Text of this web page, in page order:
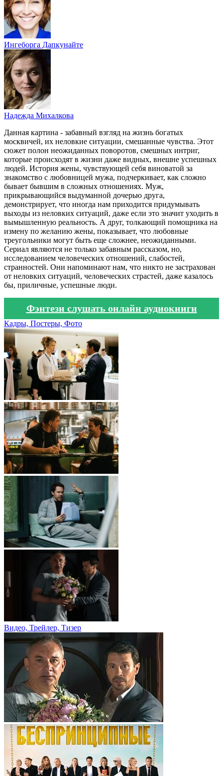
Ингеборга Дапкунайте
Надежда Михалкова
Данная картина - забавный взгляд на жизнь богатых
москвичей, их неловкие ситуации, смешанные чувства. Этот
сюжет полон неожиданных поворотов, смешных интриг,
которые происходят в жизни даже видных, внешне успешных
людей. История жены, чувствующей себя виноватой за
знакомство с любовницей мужа, подчеркивает, как сложно
бывает бывшим в сложных отношениях. Муж,
прикрывающийся выдуманной дочерью друга,
демонстрирует, что иногда нам приходится придумывать
выходы из неловких ситуаций, даже если это значит уходить в
вымышленную реальность. А друг, толкающий помощника на
измену по желанию жены, показывает, что любовные
треугольники могут быть еще сложнее, неожиданными.
Сериал являются не только забавным рассказом, но,
исследованием человеческих отношений, слабостей,
странностей. Они напоминают нам, что никто не застрахован
от неловких ситуаций, человеческих страстей, даже казалось
бы, приличные, успешные люди.
Фэнтези слушать онлайн аудиокниги
Кадры, Постеры, Фото
Видео, Трейлер, Тизер